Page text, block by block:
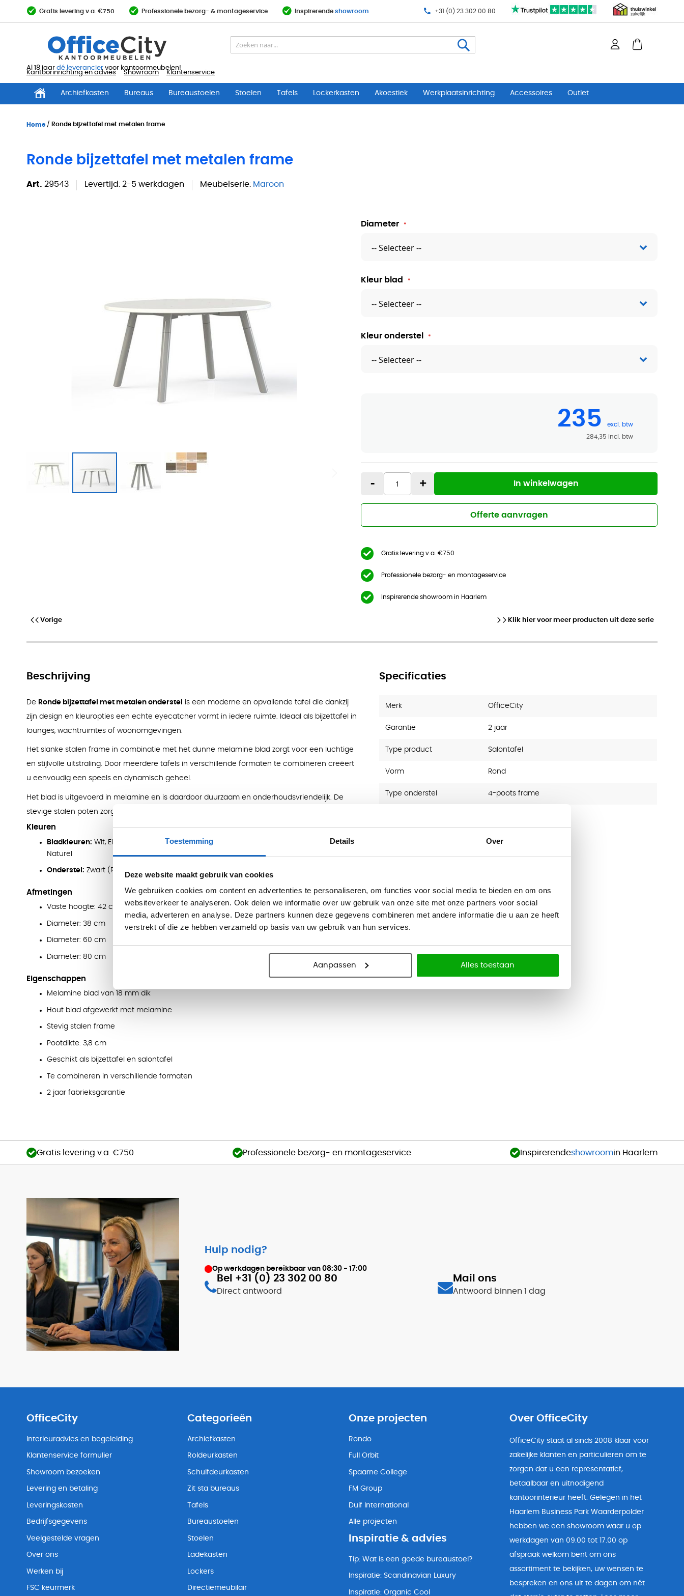
Toestemming Details Over
Deze website maakt gebruik van cookies
We gebruiken cookies om content en advertenties te personaliseren, om functies voor social media te bieden en om ons
websiteverkeer te analyseren. Ook delen we informatie over uw gebruik van onze site met onze partners voor social
media, adverteren en analyse. Deze partners kunnen deze gegevens combineren met andere informatie die u aan ze heeft
verstrekt of die ze hebben verzameld op basis van uw gebruik van hun services.
Aanpassen Alles toestaan
Gratis levering v.a. €750 Professionele bezorg- & montageservice Inspirerende showroom +31 (0) 23 302 00 80
Al 18 jaar dé leverancier voor kantoormeubelen!
Kantoorinrichting en advies Showroom Klantenservice
Archiefkasten Bureaus Bureaustoelen Stoelen Tafels Lockerkasten Akoestiek Werkplaatsinrichting Accessoires Outlet
Home Ronde bijzettafel met metalen frame
Ronde bijzettafel met metalen frame
Art. 29543 Levertijd: 2-5 werkdagen Meubelserie: Maroon
Ronde bijzettafel met metalen frame
Diameter
Kleur blad
Kleur onderstel
235
284,35
- + In winkelwagen
Offerte aanvragen
Gratis levering v.a. €750
Professionele bezorg- en montageservice
Inspirerende showroom in Haarlem
Vorige Klik hier voor meer producten uit deze serie
Beschrijving
De Ronde bijzettafel met metalen onderstel
is een moderne en opvallende tafel die dankzij
zijn design en kleuropties een echte eyecatcher vormt in iedere ruimte. Ideaal als bijzettafel in
lounges, wachtruimtes of woonomgevingen.
Het slanke stalen frame in combinatie met het dunne melamine blad zorgt voor een luchtige
en stijlvolle uitstraling. Door meerdere tafels in verschillende formaten te combineren creëert
u eenvoudig een speels en dynamisch geheel.
Het blad is uitgevoerd in melamine en is daardoor duurzaam en onderhoudsvriendelijk. De
stevige stalen poten zorgen voor een stabiele basis, geschikt voor dagelijks gebruik.
Kleuren
Bladkleuren: Wit, Eiken Robson, Beuken, Eiken Licht, Eiken Donker, Toscaans Noten, Eiken
Naturel
Onderstel: Zwart (RAL 9005), Wit (RAL 9010), Zilvergrijs (RAL 9006)
Afmetingen
Vaste hoogte: 42 cm
Diameter: 38 cm
Diameter: 60 cm
Diameter: 80 cm
Eigenschappen
Melamine blad van 18 mm dik
Hout blad afgewerkt met melamine
Stevig stalen frame
Pootdikte: 3,8 cm
Geschikt als bijzettafel en salontafel
Te combineren in verschillende formaten
2 jaar fabrieksgarantie
Specificaties
Merk OfficeCity
Garantie 2 jaar
Type product Salontafel
Vorm Rond
Type onderstel 4-poots frame
Gratis levering v.a. €750 Professionele bezorg- en montageservice Inspirerendeshowroomin Haarlem
Hulp nodig?
Op werkdagen bereikbaar van 08:30 - 17:00
Bel +31 (0) 23 302 00 80
Direct antwoord
Mail ons
Antwoord binnen 1 dag
OfficeCity
Interieuradvies en begeleiding
Klantenservice formulier
Showroom bezoeken
Levering en betaling
Leveringskosten
Bedrijfsgegevens
Veelgestelde vragen
Over ons
Werken bij
FSC keurmerk
Categorieën
Archiefkasten
Roldeurkasten
Schuifdeurkasten
Zit sta bureaus
Tafels
Bureaustoelen
Stoelen
Ladekasten
Lockers
Directiemeubilair
Onze projecten
Rondo
Full Orbit
Spaarne College
FM Group
Duif International
Alle projecten
Inspiratie & advies
Tip: Wat is een goede bureaustoel?
Inspiratie: Scandinavian Luxury
Inspiratie: Organic Cool
Over OfficeCity
OfficeCity staat al sinds 2008 klaar voor
zakelijke klanten en particulieren om te
zorgen dat u een representatief,
betaalbaar en uitnodigend
kantoorinterieur heeft. Gelegen in het
Haarlem Business Park Waarderpolder
hebben we een showroom waar u op
werkdagen van 09.00 tot 17.00 op
afspraak welkom bent om ons
assortiment te bekijken, uw wensen te
bespreken en ons uit te dagen om nét